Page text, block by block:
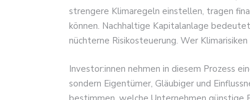
strengere Klimaregeln einstellen, tragen
können. Nachhaltige Kapitalanlage
nüchterne Risikosteuerung. Wer
Investor:innen nehmen in diesem Prozess
sondern Eigentümer, Gläubiger und